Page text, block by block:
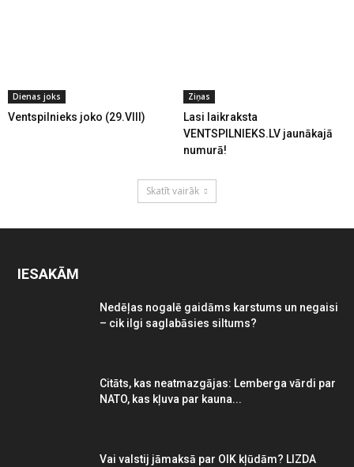
Dienas joks
Ventspilnieks joko (29.VIII)
Ziņas
Lasi laikraksta
VENTSPILNIEKS.LV jaunākajā
numurā!
Skatīt vairāk
IESAKĀM
Nedēļas nogalē gaidāms karstums un negaisi
– cik ilgi saglabāsies siltums?
Citāts, kas neatmazgājas: Lemberga vārdi par
NATO, kas kļuva par kauna...
Vai valstij jāmaksā par OIK kļūdām? LIZDA